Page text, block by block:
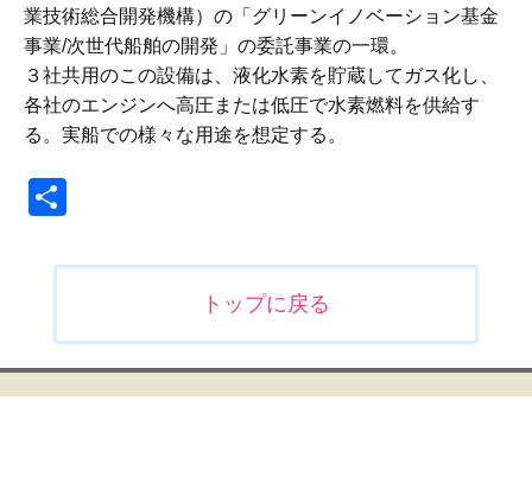
業技術総合開発機構）の「グリーンイノベーション基金
事業/次世代船舶の開発」の委託事業の一環。
３社共用のこの設備は、液化水素を貯蔵してガス化し、
各社のエンジンへ高圧または低圧で水素燃料を供給す
る。実船での様々な用途を想定する。
ビ
ゲ
トップに戻る